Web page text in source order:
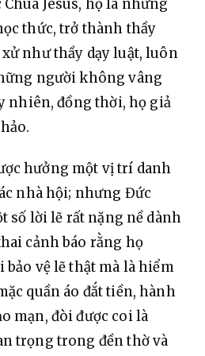
Jêsus, họ là những
thức, trở thành thầy
như thầy dạy luật, luôn
người không vâng
nhiên, đồng thời, họ giả
hưởng một vị trí danh
nhà hội; nhưng Đức
số lời lẽ rất nặng nề dành
cảnh báo rằng họ
vệ lẽ thật mà là hiểm
quần áo đắt tiền, hành
mạn, đòi được coi là
trọng trong đền thờ và